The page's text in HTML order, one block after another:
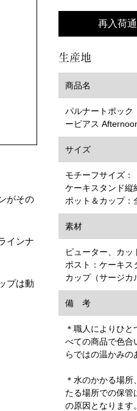
がその
インナ
プは動
再入荷
生産地
商品名
パルナートポック
ーピアス
サイズ
モチーフサイズ：
ケーキスタンド縦
ポット＆カップ：
素材
ピューター、カッ
ポスト：ケーキス
カップ（サージカ
備 考
＊職人によりひ
べての商品で色合
らではの温かみの
＊水のかかる場
たる場所での保管
の原因となります。